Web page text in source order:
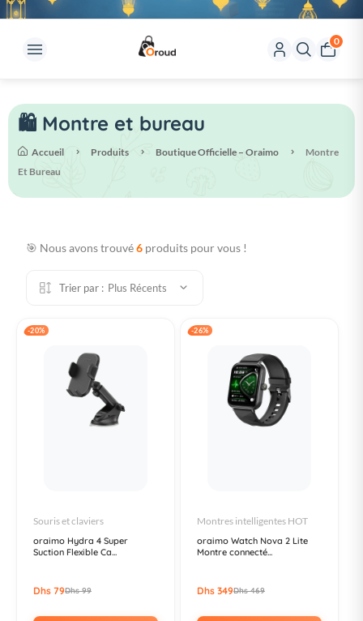
0
🛍️ Montre et bureau
Accueil Produits Boutique Officielle – Oraimo
Montre
Et Bureau
🎯 Nous avons trouvé6 produits pour vous !
Trier par : Plus Récents
-20%
Souris et claviers
oraimo Hydra 4 Super
Suction Flexible Ca...
Dhs 79Dhs 99
-26%
Montres intelligentes HOT
oraimo Watch Nova 2 Lite
Montre connecté...
Dhs 349Dhs 469